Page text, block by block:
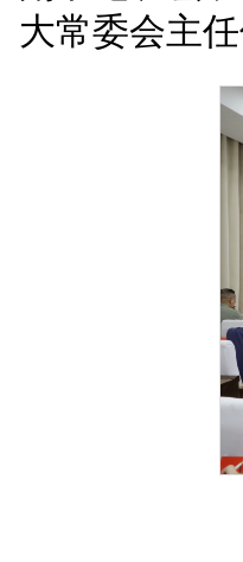
大常委会主